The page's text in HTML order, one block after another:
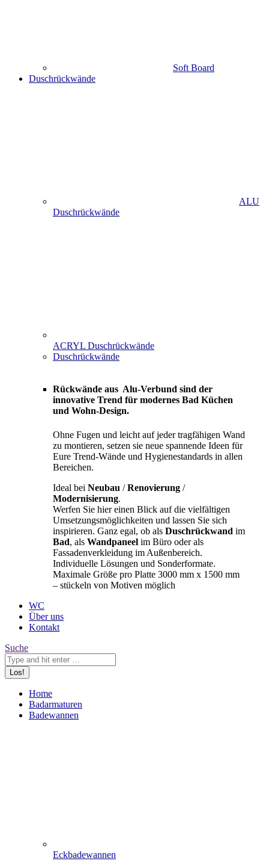
Soft Board
Duschrückwände
ALU
Duschrückwände
ACRYL Duschrückwände
Duschrückwände
Rückwände aus Alu-Verbund sind der
innovative Trend für modernes Bad Küchen
und Wohn-Design.
Ohne Fugen und leicht auf jeder tragfähigen Wand
zu montieren, setzen sie neue spannende Ideen für
Eure Trend-Wände und Hygienestandards in allen
Bereichen.
Ideal bei Neubau /Renovierung /
Modernisierung.
Werfen Sie hier einen Blick auf die vielfältigen
Umsetzungsmöglichkeiten und lassen Sie sich
inspirieren. Ganz egal, ob als Duschrückwand im
Bad, als Wandpaneel im Büro oder als
Fassadenverkleidung im Außenbereich.
Individuelle Lösungen und Sonderformate.
Maximale Größe pro Platte 3000 mm x 1500 mm
– stückeln von Motiven möglich
WC
Über uns
Kontakt
Search:
Suche
Home
Badarmaturen
Badewannen
Eckbadewannen